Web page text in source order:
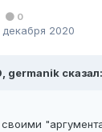
0
декабря 2020
germanik сказал: